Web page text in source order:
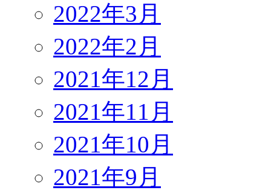
2022年3月
2022年2月
2021年12月
2021年11月
2021年10月
2021年9月